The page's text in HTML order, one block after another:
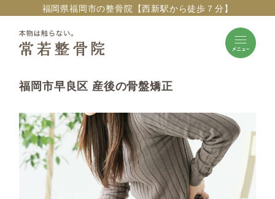
福岡県福岡市の整骨院【西新駅から徒歩７分】
福岡市早良区 産後の骨盤矯正